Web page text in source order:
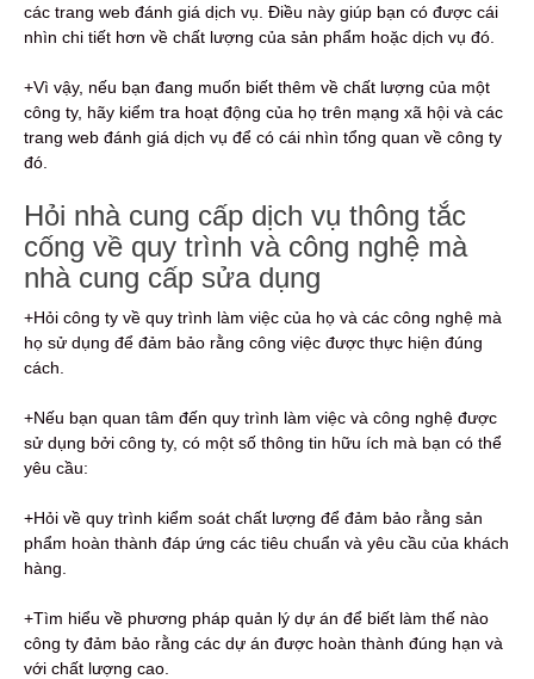
các trang web đánh giá dịch vụ. Điều này giúp bạn có được cái
nhìn chi tiết hơn về chất lượng của sản phẩm hoặc dịch vụ đó.
+Vì vậy, nếu bạn đang muốn biết thêm về chất lượng của một
công ty, hãy kiểm tra hoạt động của họ trên mạng xã hội và các
trang web đánh giá dịch vụ để có cái nhìn tổng quan về công ty
đó.
Hỏi nhà cung cấp dịch vụ thông tắc
cống về quy trình và công nghệ mà
nhà cung cấp sửa dụng
+Hỏi công ty về quy trình làm việc của họ và các công nghệ mà
họ sử dụng để đảm bảo rằng công việc được thực hiện đúng
cách.
+Nếu bạn quan tâm đến quy trình làm việc và công nghệ được
sử dụng bởi công ty, có một số thông tin hữu ích mà bạn có thể
yêu cầu:
+Hỏi về quy trình kiểm soát chất lượng để đảm bảo rằng sản
phẩm hoàn thành đáp ứng các tiêu chuẩn và yêu cầu của khách
hàng.
+Tìm hiểu về phương pháp quản lý dự án để biết làm thế nào
công ty đảm bảo rằng các dự án được hoàn thành đúng hạn và
với chất lượng cao.